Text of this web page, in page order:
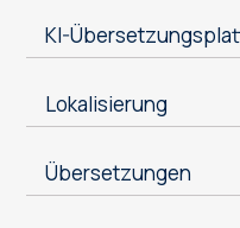
KI-
Lokalisierung
Übersetzungen